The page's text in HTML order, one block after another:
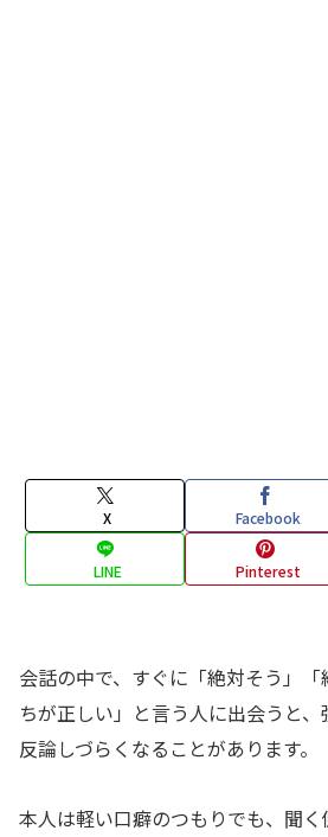
X Facebook
LINE Pinterest
会話の中で、すぐに「絶対そう」
ちが正しい」と言う人に出会うと
反論しづらくなることがあります。
本人は軽い口癖のつもりでも、聞